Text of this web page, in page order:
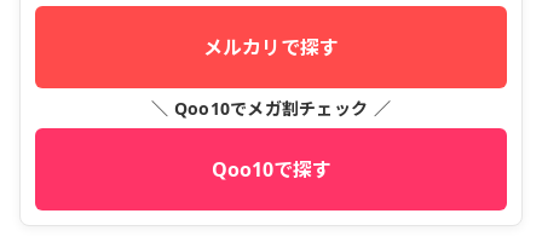
メルカリで探す
＼ Qoo10でメガ割チェック ／
Qoo10で探す